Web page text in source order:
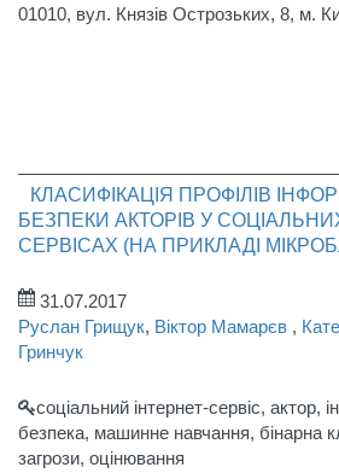
01010, вул. Князів Острозьких, 8, м.
КЛАСИФІКАЦІЯ ПРОФІЛІВ
БЕЗПЕКИ АКТОРІВ У
СЕРВІСАХ (НА ПРИКЛАДІ
31.07.2017
Руслан Грищук, Віктор Мамарєв ,
Гринчук
соціальний інтернет-сервіс, актор,
безпека, машинне навчання, бінарна
загрози, оцінювання